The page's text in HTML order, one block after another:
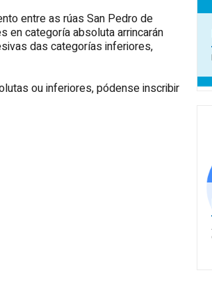
entre as rúas San Pedro de
en categoría absoluta arrincarán
das categorías inferiores,
ou inferiores, pódense inscribir